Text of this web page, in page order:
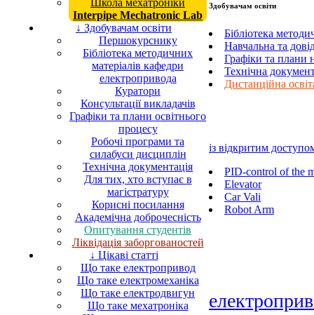
Школа мехатроніки
Interpipe Mechatronic Lab
↓ Здобувачам освіти
Першокурснику
Бібліотека методичних
матеріалів кафедри
електропривода
Куратори
Консультації викладачів
Графіки та плани освітнього
процесу
Робочі програми та
силабуси дисциплін
Технічна документація
Для тих, хто вступає в
магістратуру
Корисні посилання
Академічна доброчесність
Опитування студентів
Ліквідація заборгованостей
↓ Цікаві статті
Що таке електропривод
Що таке електромеханіка
Що таке електродвигун
Що таке мехатроніка
Здобувачам освіти
Бібліотека
Навчальна та
Графіки та плани
Технічна
Дистанційна
із відкритим
PID-control of the
Elevator
Car Vali
Robot Arm